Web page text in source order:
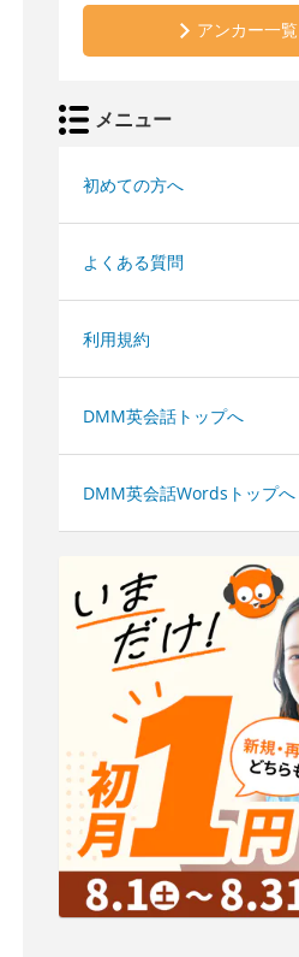
アンカー一覧
メニュー
初めての方へ
よくある質問
利用規約
DMM英会話トップへ
DMM英会話Wordsトップへ